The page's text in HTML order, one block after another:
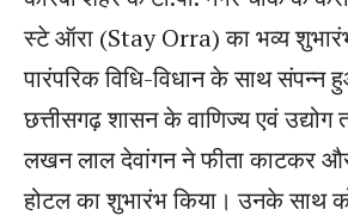
स्टे ऑरा (Stay Orra) का भव्य
पारंपरिक विधि-विधान के साथ
छत्तीसगढ़ शासन के वाणिज्य एवं उद्योग
लखन लाल देवांगन ने फीता काटकर
होटल का शुभारंभ किया। उनके साथ